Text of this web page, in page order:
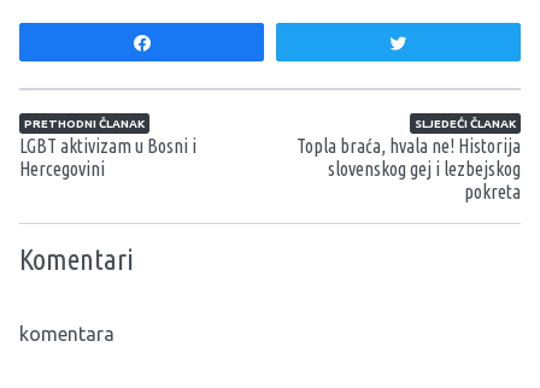
Navigacija članaka
PRETHODNI ČLANAK
LGBT aktivizam u Bosni i
Hercegovini
SLJEDEĆI ČLANAK
Topla braća, hvala ne! Historija
slovenskog gej i lezbejskog
pokreta
Komentari
komentara